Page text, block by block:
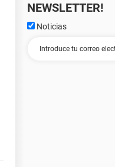
NEWSLETTER!
Noticias